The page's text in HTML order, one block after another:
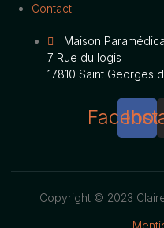
Contact
Maison
7 Rue du logis
17810 Saint Georges
Copyright © 2023